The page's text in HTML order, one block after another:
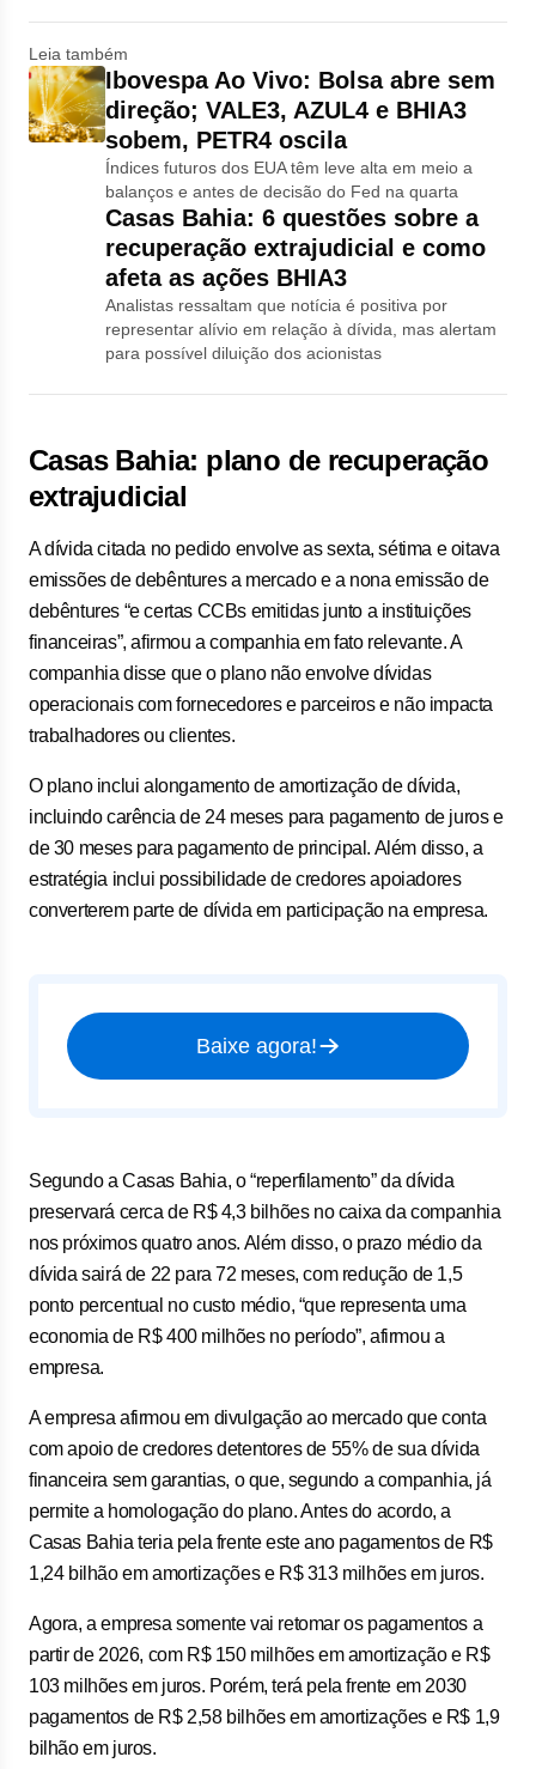
Leia também
Ibovespa Ao Vivo: Bolsa abre sem
direção; VALE3, AZUL4 e BHIA3
sobem, PETR4 oscila
Índices futuros dos EUA têm leve alta em meio a
balanços e antes de decisão do Fed na quarta
Casas Bahia: 6 questões sobre a
recuperação extrajudicial e como
afeta as ações BHIA3
Analistas ressaltam que notícia é positiva por
representar alívio em relação à dívida, mas alertam
para possível diluição dos acionistas
Casas Bahia: plano de recuperação
extrajudicial
A dívida citada no pedido envolve as sexta, sétima e oitava
emissões de debêntures a mercado e a nona emissão de
debêntures “e certas CCBs emitidas junto a instituições
financeiras”, afirmou a companhia em fato relevante. A
companhia disse que o plano não envolve dívidas
operacionais com fornecedores e parceiros e não impacta
trabalhadores ou clientes.
O plano inclui alongamento de amortização de dívida,
incluindo carência de 24 meses para pagamento de juros e
de 30 meses para pagamento de principal. Além disso, a
estratégia inclui possibilidade de credores apoiadores
converterem parte de dívida em participação na empresa.
Baixe agora!
Segundo a Casas Bahia, o “reperfilamento” da dívida
preservará cerca de R$ 4,3 bilhões no caixa da companhia
nos próximos quatro anos. Além disso, o prazo médio da
dívida sairá de 22 para 72 meses, com redução de 1,5
ponto percentual no custo médio, “que representa uma
economia de R$ 400 milhões no período”, afirmou a
empresa.
A empresa afirmou em divulgação ao mercado que conta
com apoio de credores detentores de 55% de sua dívida
financeira sem garantias, o que, segundo a companhia, já
permite a homologação do plano. Antes do acordo, a
Casas Bahia teria pela frente este ano pagamentos de R$
1,24 bilhão em amortizações e R$ 313 milhões em juros.
Agora, a empresa somente vai retomar os pagamentos a
partir de 2026, com R$ 150 milhões em amortização e R$
103 milhões em juros. Porém, terá pela frente em 2030
pagamentos de R$ 2,58 bilhões em amortizações e R$ 1,9
bilhão em juros.